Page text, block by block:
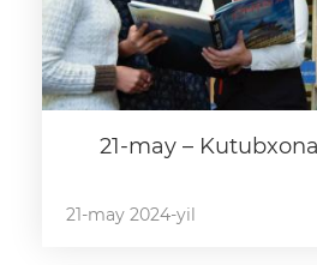
21-may –
21-may 2024-yil